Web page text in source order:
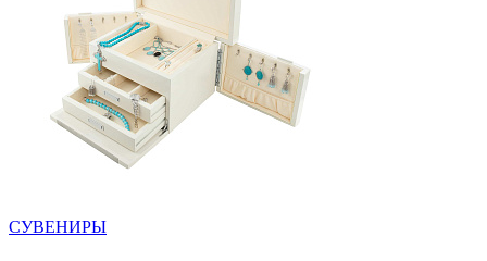
СУВЕНИРЫ